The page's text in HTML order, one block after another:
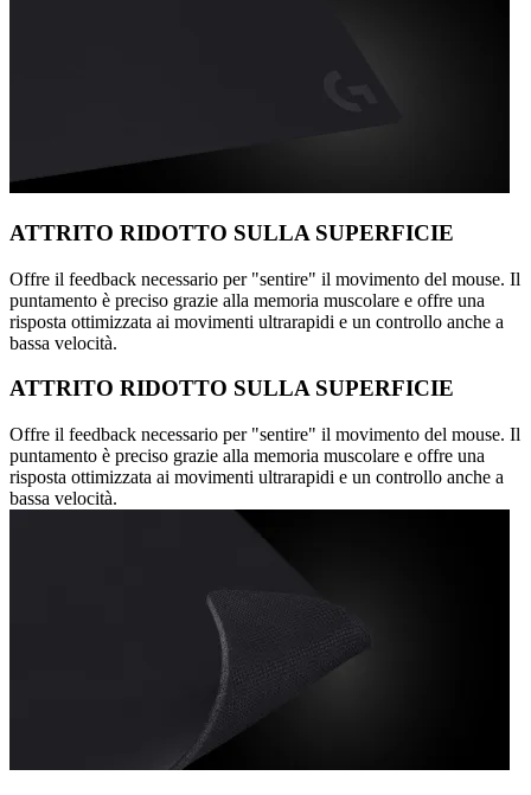
ATTRITO RIDOTTO SULLA SUPERFICIE
Offre il feedback necessario per "sentire" il movimento del mouse. Il
puntamento è preciso grazie alla memoria muscolare e offre una
risposta ottimizzata ai movimenti ultrarapidi e un controllo anche a
bassa velocità.
ATTRITO RIDOTTO SULLA SUPERFICIE
Offre il feedback necessario per "sentire" il movimento del mouse. Il
puntamento è preciso grazie alla memoria muscolare e offre una
risposta ottimizzata ai movimenti ultrarapidi e un controllo anche a
bassa velocità.